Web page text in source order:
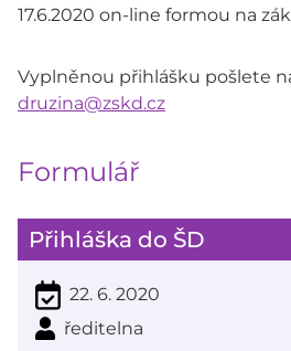
17.6.2020 on-line formou na
Vyplněnou přihlášku pošlete
druzina@zskd.cz
Formulář
Přihláška do ŠD
22. 6. 2020
ředitelna